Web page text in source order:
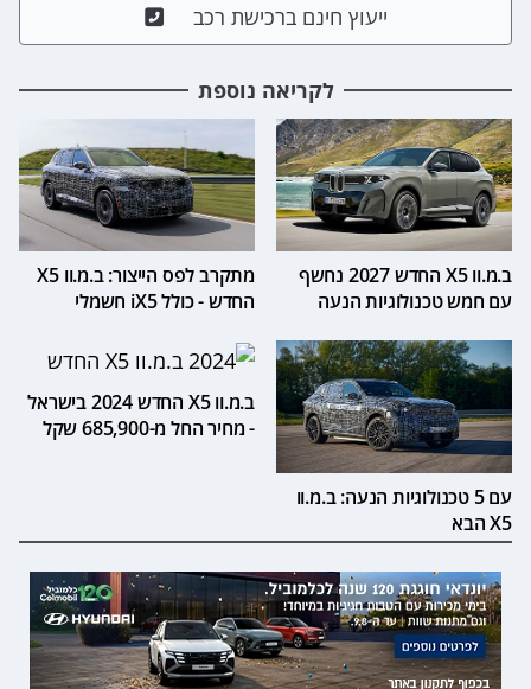
ייעוץ חינם ברכישת רכב
לקריאה נוספת
ב.מ.וו X5 החדש 2027 נחשף
עם חמש טכנולוגיות הנעה
מתקרב לפס הייצור: ב.מ.וו X5
החדש - כולל iX5 חשמלי
עם 5 טכנולוגיות הנעה: ב.מ.וו
X5 הבא
ב.מ.וו X5 החדש 2024 בישראל
- מחיר החל מ-685,900 שקל